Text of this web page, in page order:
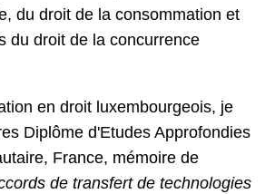
du droit de la consommation et
du droit de la concurrence
en droit luxembourgeois, je
Diplôme d'Etudes Approfondies
France, mémoire de
de transfert de technologies